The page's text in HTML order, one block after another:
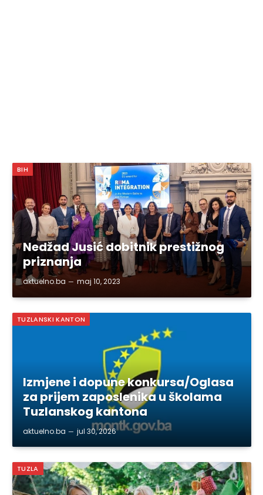
BIH
Nedžad Jusić dobitnik prestižnog
priznanja
aktuelno.ba maj 10, 2023
TUZLANSKI KANTON
Izmjene i dopune konkursa/Oglasa
za prijem zaposlenika u školama
Tuzlanskog kantona
aktuelno.ba jul 30, 2026
TUZLA